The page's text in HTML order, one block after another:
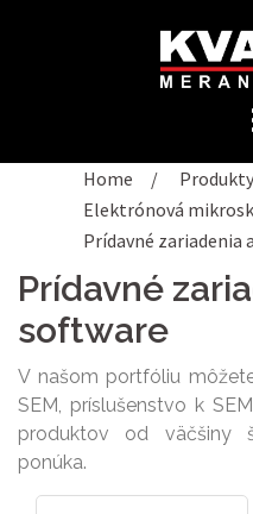
Home / Produkty
Elektrónová
Prídavné zariadenia
Prídavné
software
V našom portfóliu
SEM, príslušenstvo k
produktov od väčšiny
ponúka.